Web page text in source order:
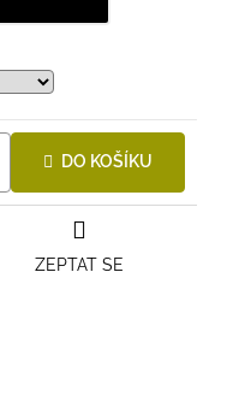
DO KOŠÍKU
ZEPTAT SE